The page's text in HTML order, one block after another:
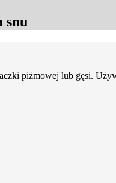
snu
piżmowej lub gęsi.